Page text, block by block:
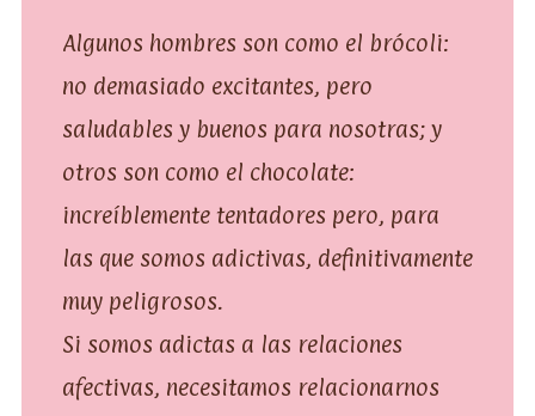
Algunos hombres son como el brócoli:
no demasiado excitantes, pero
saludables y buenos para nosotras; y
otros son como el chocolate:
increíblemente tentadores pero, para
las que somos adictivas, definitivamente
muy peligrosos.
Si somos adictas a las relaciones
afectivas, necesitamos relacionarnos